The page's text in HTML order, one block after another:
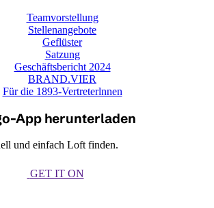
Teamvorstellung
Stellenangebote
Geflüster
Satzung
Geschäftsbericht 2024
BRAND.VIER
Für die 1893-Vertreterlnnen
App herunterladen
und einfach Loft finden.
GET IT ON